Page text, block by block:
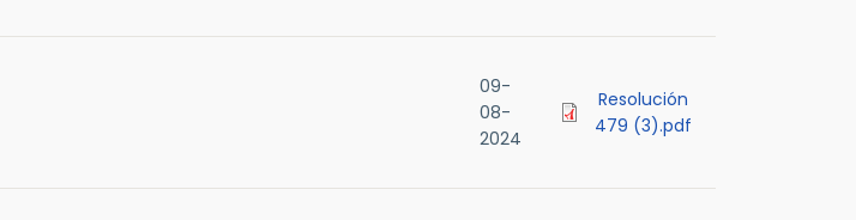
09-
08-
2024
Resolución
479 (3).pdf